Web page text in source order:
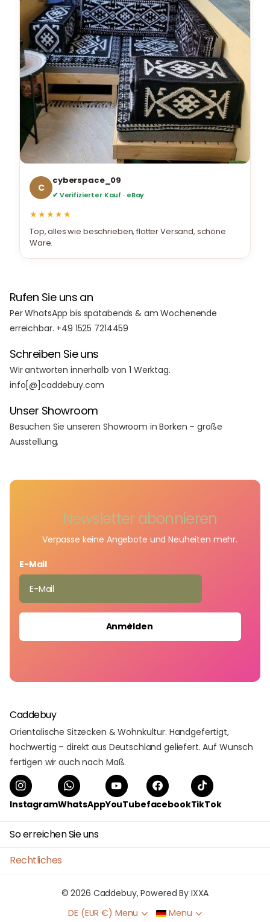
C
cyberspace_09
✔ Verifizierter Kauf · eBay
★★★★★
Top, alles wie beschrieben, flotter Versand, schöne
Ware.
Rufen Sie uns an
Per WhatsApp bis spätabends & am Wochenende
erreichbar. +49 1525 7214459
Schreiben Sie uns
Wir antworten innerhalb von 1 Werktag.
info[@]caddebuy.com
Unser Showroom
Besuchen Sie unseren Showroom in Borken – große
Ausstellung.
Newsletter abonnieren
Verpasse keine Angebote und Neuheiten mehr.
E-Mail
Anmelden
Caddebuy
Orientalische Sitzecken & Wohnkultur. Handgefertigt,
hochwertig – direkt aus Deutschland geliefert. Auf Wunsch
fertigen wir auch nach Maß.
InstagramWhatsAppYouTubefacebookTikTok
So erreichen Sie uns
Rechtliches
©2026 Caddebuy, Powered By IXXA
DE (EUR €) Menu Menu